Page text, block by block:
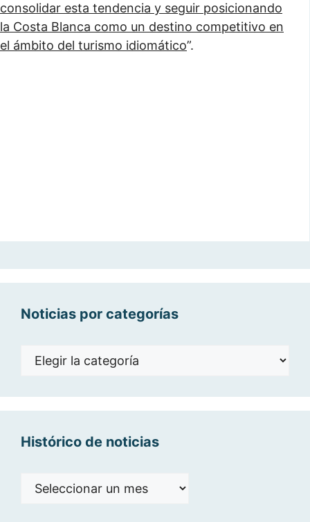
consolidar esta tendencia y seguir posicionando
la Costa Blanca como un destino competitivo en
el ámbito del turismo idiomático”.
Noticias por categorías
Noticias
Histórico de noticias
Histórico